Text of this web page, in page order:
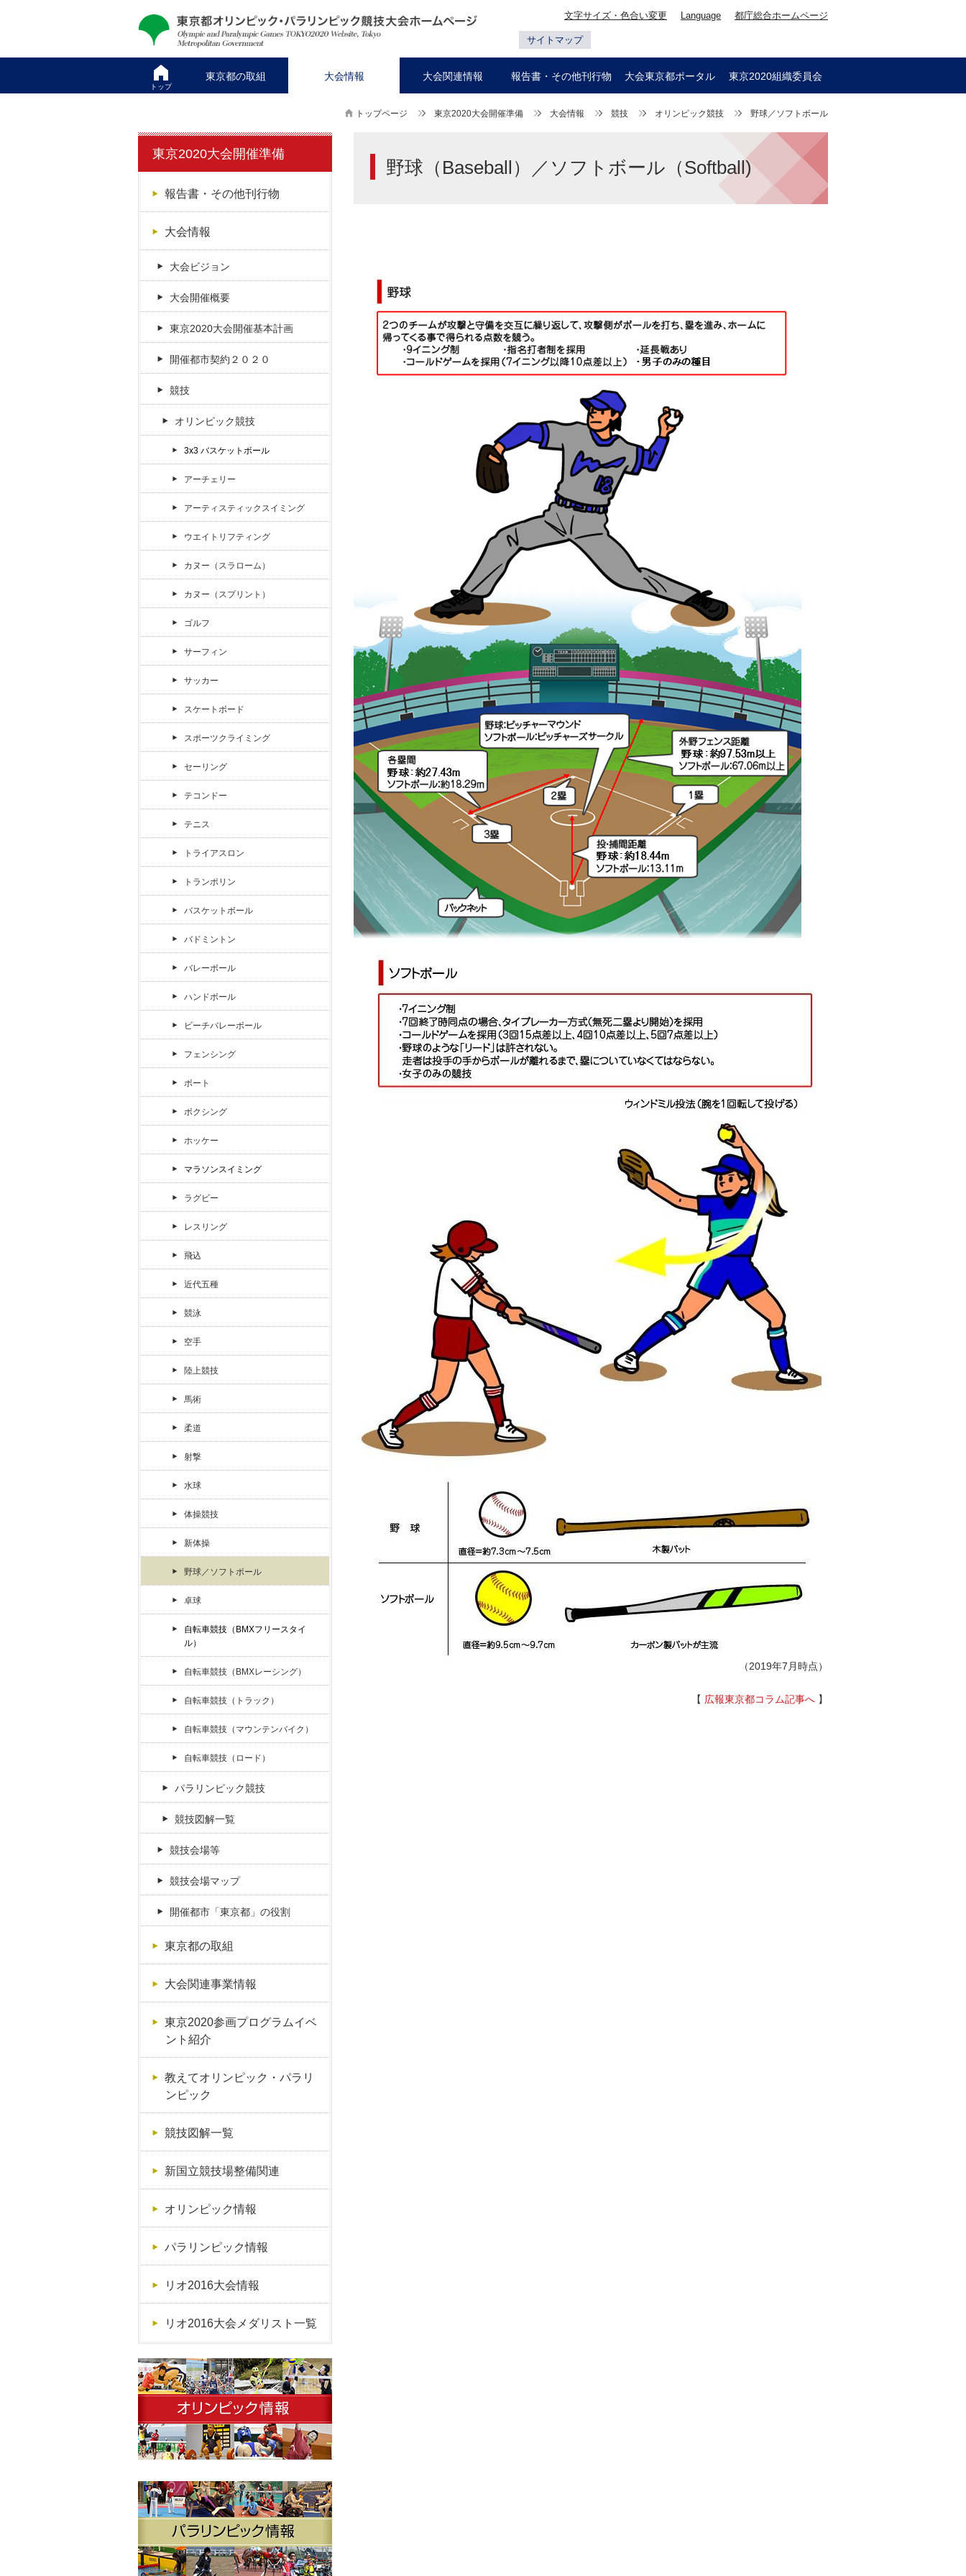
文字サイズ・色合い変更 Language 都庁総合ホームページ
サイトマップ
トップ
東京都の取組 大会情報 大会関連情報 報告書・その他刊行物 大会東京都ポータル 東京2020組織委員会
トップページ 東京2020大会開催準備 大会情報 競技 オリンピック競技 野球／ソフトボール
野球（Baseball）／ソフトボール（Softball)
（2019年7月時点）
【 広報東京都コラム記事へ 】
東京2020大会開催準備
報告書・その他刊行物
大会情報
大会ビジョン
大会開催概要
東京2020大会開催基本計画
開催都市契約２０２０
競技
オリンピック競技
3x3 バスケットボール
アーチェリー
アーティスティックスイミング
ウエイトリフティング
カヌー（スラローム）
カヌー（スプリント）
ゴルフ
サーフィン
サッカー
スケートボード
スポーツクライミング
セーリング
テコンドー
テニス
トライアスロン
トランポリン
バスケットボール
バドミントン
バレーボール
ハンドボール
ビーチバレーボール
フェンシング
ボート
ボクシング
ホッケー
マラソンスイミング
ラグビー
レスリング
飛込
近代五種
競泳
空手
陸上競技
馬術
柔道
射撃
水球
体操競技
新体操
野球／ソフトボール
卓球
自転車競技（BMXフリースタイ
ル）
自転車競技（BMXレーシング）
自転車競技（トラック）
自転車競技（マウンテンバイク）
自転車競技（ロード）
パラリンピック競技
競技図解一覧
競技会場等
競技会場マップ
開催都市「東京都」の役割
東京都の取組
大会関連事業情報
東京2020参画プログラムイベ
ント紹介
教えてオリンピック・パラリ
ンピック
競技図解一覧
新国立競技場整備関連
オリンピック情報
パラリンピック情報
リオ2016大会情報
リオ2016大会メダリスト一覧